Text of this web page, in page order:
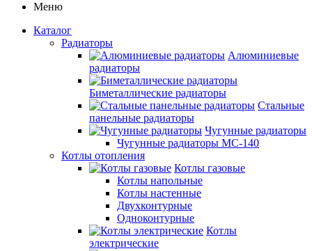
Меню
Каталог
Радиаторы
Алюминиевые
радиаторы
Биметаллические радиаторы
Стальные
панельные радиаторы
Чугунные радиаторы
Чугунные радиаторы МС-140
Котлы отопления
Котлы газовые
Котлы напольные
Котлы настенные
Двухконтурные
Одноконтурные
Котлы
электрические